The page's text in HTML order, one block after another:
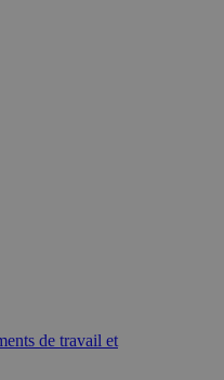
de travail et